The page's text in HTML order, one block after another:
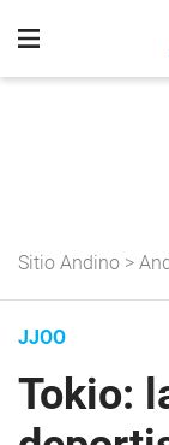
Sitio Andino >
JJOO
Tokio: